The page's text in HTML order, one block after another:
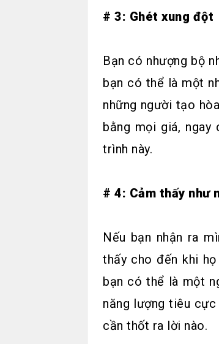
# 3: Ghét xung đột
Bạn có nhượng bộ
bạn có thể là một
những người tạo
bằng mọi giá,
trình này.
# 4: Cảm thấy như
Nếu bạn nhận ra
thấy cho đến khi
bạn có thể là một
năng lượng tiêu
cần thốt ra lời nào.